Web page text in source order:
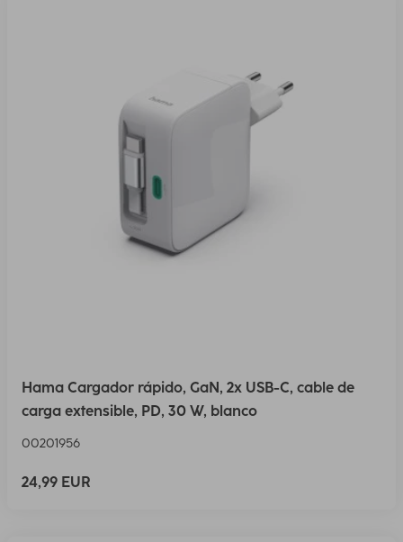
Hama Cargador rápido, GaN, 2x USB-C, cable de
carga extensible, PD, 30 W, blanco
00201956
24,99 EUR